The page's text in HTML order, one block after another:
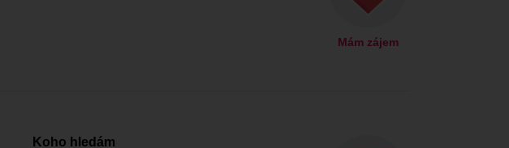
Mám zájem
Koho hledám